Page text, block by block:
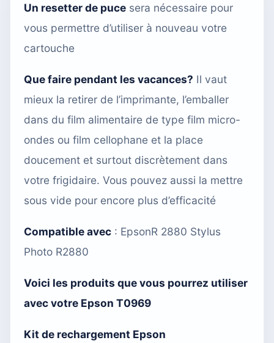
Un resetter de puce sera nécessaire pour
vous permettre d’utiliser à nouveau votre
cartouche
Que faire pendant les vacances? Il vaut
mieux la retirer de l’imprimante, l’emballer
dans du film alimentaire de type film micro-
ondes ou film cellophane et la place
doucement et surtout discrètement dans
votre frigidaire. Vous pouvez aussi la mettre
sous vide pour encore plus d’efficacité
Compatible avec : EpsonR 2880 Stylus
Photo R2880
Voici les produits que vous pourrez utiliser
avec votre Epson T0969
Kit de rechargement Epson